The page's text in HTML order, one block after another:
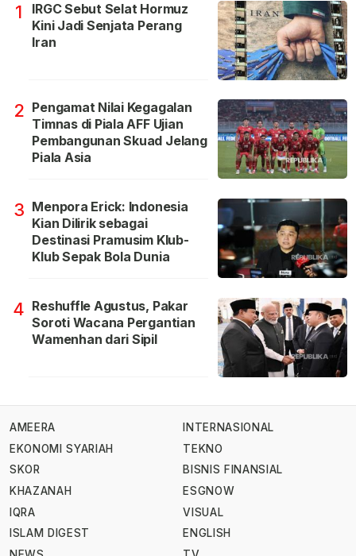
1
IRGC Sebut Selat Hormuz
Kini Jadi Senjata Perang
Iran
2 Pengamat Nilai Kegagalan
Timnas di Piala AFF Ujian
Pembangunan Skuad Jelang
Piala Asia
3 Menpora Erick: Indonesia
Kian Dilirik sebagai
Destinasi Pramusim Klub-
Klub Sepak Bola Dunia
4 Reshuffle Agustus, Pakar
Soroti Wacana Pergantian
Wamenhan dari Sipil
AMEERA
EKONOMI SYARIAH
SKOR
KHAZANAH
IQRA
ISLAM DIGEST
INTERNASIONAL
TEKNO
BISNIS FINANSIAL
ESGNOW
VISUAL
ENGLISH